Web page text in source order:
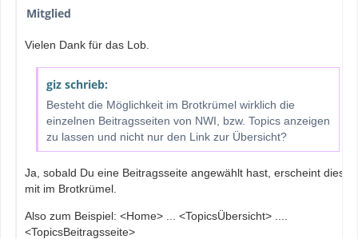
Mitglied
Vielen Dank für das Lob.
giz schrieb:
Besteht die Möglichkeit im Brotkrümel wirklich die
einzelnen Beitragsseiten von NWI, bzw. Topics anzeigen
zu lassen und nicht nur den Link zur Übersicht?
Ja, sobald Du eine Beitragsseite angewählt hast, erscheint diese
mit im Brotkrümel.
Also zum Beispiel: <Home> ... <TopicsÜbersicht> ....
<TopicsBeitragsseite>